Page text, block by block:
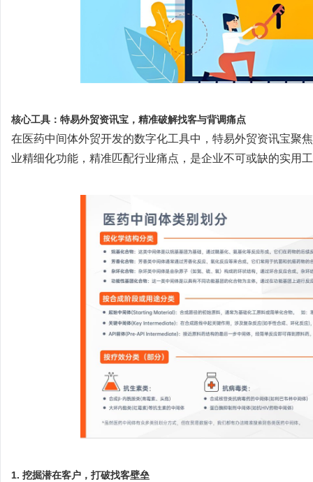
核心工具：特易外贸资讯宝，精准破解找客与背调痛点
在医药中间体外贸开发的数字化工具中，特易外贸资讯宝聚焦
业精细化功能，精准匹配行业痛点，是企业不可或缺的实用
1. 挖掘潜在客户，打破找客壁垒